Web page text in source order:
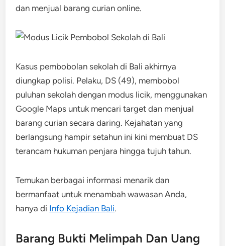
dan menjual barang curian online.
Kasus pembobolan sekolah di Bali akhirnya
diungkap polisi. Pelaku, DS (49), membobol
puluhan sekolah dengan modus licik, menggunakan
Google Maps untuk mencari target dan menjual
barang curian secara daring. Kejahatan yang
berlangsung hampir setahun ini kini membuat DS
terancam hukuman penjara hingga tujuh tahun.
Temukan berbagai informasi menarik dan
bermanfaat untuk menambah wawasan Anda,
hanya di Info Kejadian Bali.
Barang Bukti Melimpah Dan Uang